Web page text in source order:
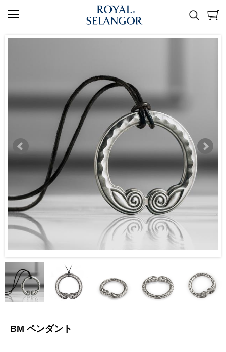
BM ペンダント